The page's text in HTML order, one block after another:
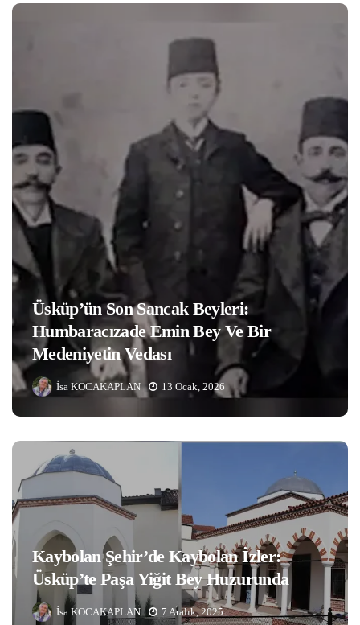
Üsküp’ün Son Sancak Beyleri:
Humbaracızade Emin Bey Ve Bir
Medeniyetin Vedası
İsa KOCAKAPLAN 13 Ocak, 2026
Kaybolan Şehir’de Kaybolan İzler:
Üsküp’te Paşa Yiğit Bey Huzurunda
İsa KOCAKAPLAN 7 Aralık, 2025